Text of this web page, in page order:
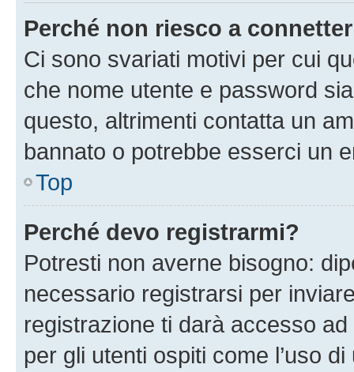
Perché non riesco a
Ci sono svariati motivi per cui
che nome utente e password
questo, altrimenti contatta un
bannato o potrebbe esserci un
Top
Perché devo registrarmi?
Potresti non averne bisogno:
necessario registrarsi per
registrazione ti darà accesso
per gli utenti ospiti come l’uso